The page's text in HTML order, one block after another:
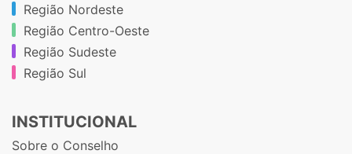
Região Nordeste
Região Centro-Oeste
Região Sudeste
Região Sul
INSTITUCIONAL
Sobre o Conselho